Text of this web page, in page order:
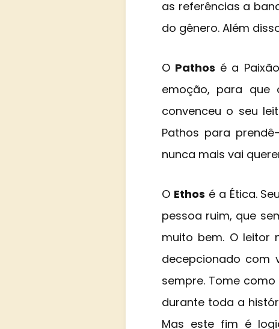
as referências a
do gênero. Além
O Pathos é a
emoção, para que
convenceu o seu
Pathos para
nunca mais vai
O Ethos é a Ética.
pessoa ruim, que
muito bem. O leitor
decepcionado com
sempre. Tome
durante toda a
Mas este fim é